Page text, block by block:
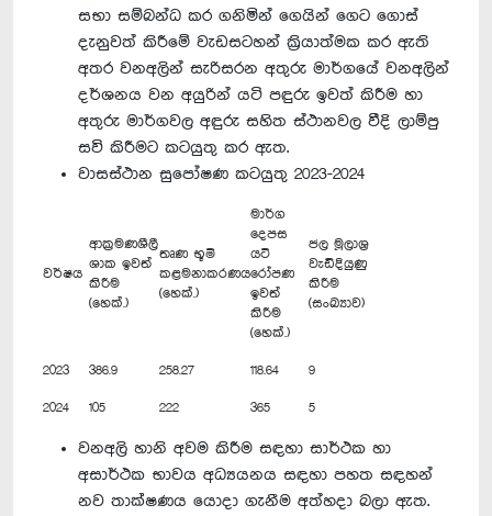
සභා සම්බන්ධ කර ගනිමින් ගෙයින් ගෙට ගොස්
දැනුවත් කිරීමේ වැඩසටහන් ක්‍රියාත්මක කර ඇති
අතර වනඅලින් සැරිසරන අතුරු මාර්ගයේ වනඅලින්
දර්ශනය වන අයුරින් යටි පඳුරු ඉවත් කිරීම හා
අතුරු මාර්ගවල අඳුරු සහිත ස්ථානවල වීදි ලාම්පු
සවි කිරීමට කටයුතු කර ඇත.
වාසස්ථාන සුපෝෂණ කටයුතු 2023-2024
වර්ෂය
ආක්‍රමණශීලී
ශාක ඉවත්
කිරීම
(හෙක්.)
තෘණ භූමි
කළමනාකරණය
(හෙක්.)
මාර්ග
දෙපස
යටි
රෝපණ
ඉවත්
කිරීම
(හෙක්.)
ජල මූලාශ්‍ර
වැඩිදියුණු
කිරීම
(සංඛ්‍යාව)
2023 386.9 258.27 118.64 9
2024 105 222 365 5
වනඅලි හානි අවම කිරීම සඳහා සාර්ථක හා
අසාර්ථක භාවය අධ්‍යයනය සඳහා පහත සඳහන්
නව තාක්ෂණය යොදා ගැනීම අත්හදා බලා ඇත.